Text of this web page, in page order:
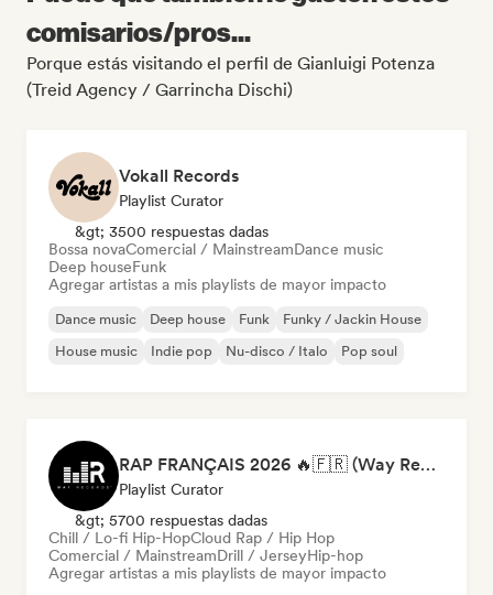
comisarios/pros...
Porque estás visitando el perfil de Gianluigi Potenza
(Treid Agency / Garrincha Dischi)
Vokall Records
Playlist Curator
&gt; 3500 respuestas dadas
Bossa novaComercial / MainstreamDance music
Deep houseFunk
Agregar artistas a mis playlists de mayor impacto
Dance music Deep house Funk
Funky / Jackin House
House music
Indie pop Nu-disco / Italo Pop soul
RAP FRANÇAIS 2026 🔥🇫🇷 (Way Records)
Playlist Curator
&gt; 5700 respuestas dadas
Chill / Lo-fi Hip-HopCloud Rap / Hip Hop
Comercial / MainstreamDrill / JerseyHip-hop
Agregar artistas a mis playlists de mayor impacto